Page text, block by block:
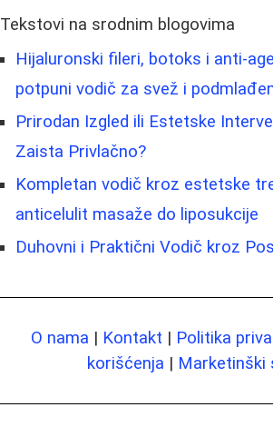
Tekstovi na srodnim blogovima
Hijaluronski fileri, botoks i anti-
potpuni vodič za svež i
Prirodan Izgled ili Estetske
Zaista Privlačno?
Kompletan vodič kroz estetske
anticelulit masaže do liposukcije
Duhovni i Praktični Vodič kroz
O nama | Kontakt | Politika
korišćenja | Marketinški